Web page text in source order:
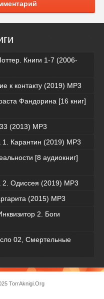
Книги 1-7 (2006-
к контакту (2019) MP3
Фандорина [16 книг]
(2013) MP3
Карантин (2019) MP3
[8 аудиокниг]
2. Одиссея (2019) MP3
(2015) MP3
2. Боги
02, Смертельные
TorrAknigi.Org